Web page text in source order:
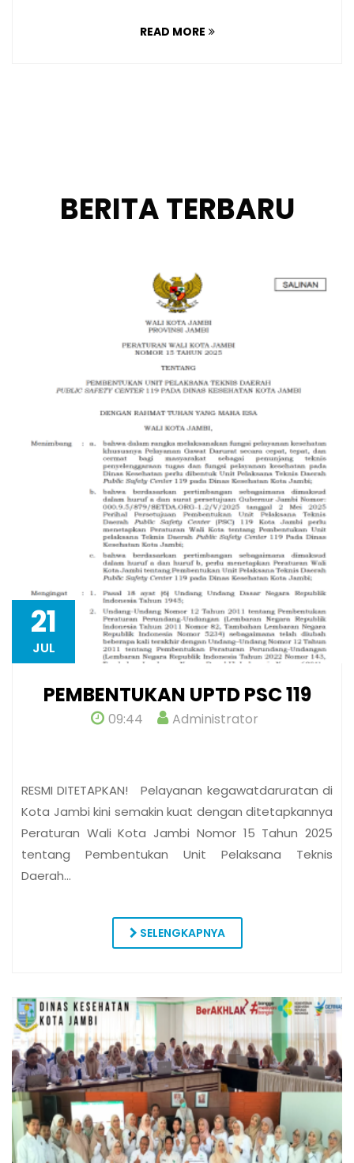
READ MORE
BERITA TERBARU
21
JUL
PEMBENTUKAN UPTD PSC 119
09:44 Administrator
RESMI DITETAPKAN! Pelayanan kegawatdaruratan di
Kota Jambi kini semakin kuat dengan ditetapkannya
Peraturan Wali Kota Jambi Nomor 15 Tahun 2025
tentang Pembentukan Unit Pelaksana Teknis
Daerah…
SELENGKAPNYA